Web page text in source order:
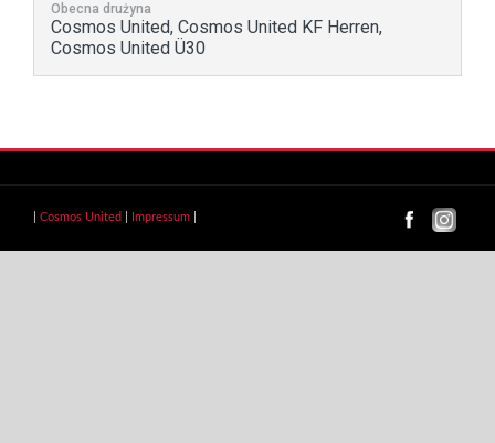
Obecna drużyna
Cosmos United, Cosmos United KF Herren,
Cosmos United Ü30
Cosmos United Impressum